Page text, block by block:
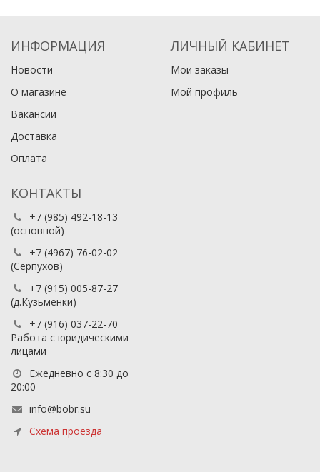
ИНФОРМАЦИЯ
Новости
О магазине
Вакансии
Доставка
Оплата
ЛИЧНЫЙ КАБИНЕТ
Мои заказы
Мой профиль
КОНТАКТЫ
+7 (985) 492-18-13
(основной)
+7 (4967) 76-02-02
(Серпухов)
+7 (915) 005-87-27
(д.Кузьменки)
+7 (916) 037-22-70
Работа с юридическими
лицами
Ежедневно с 8:30 до
20:00
info@bobr.su
Схема проезда